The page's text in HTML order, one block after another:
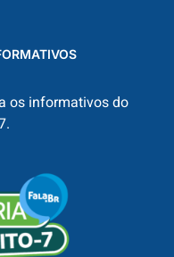
os informativos do